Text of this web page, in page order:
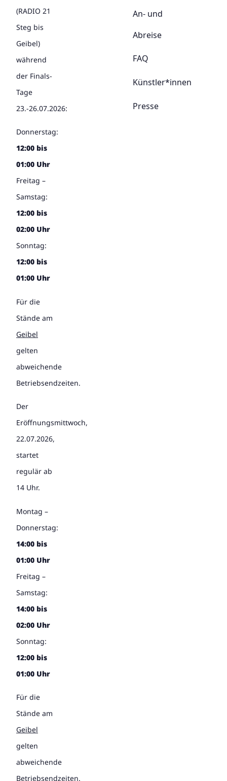
(RADIO 21
Steg bis
Geibel)
während
der Finals-
Tage
23.-26.07.2026:
Donnerstag:
12:00 bis
01:00 Uhr
Freitag –
Samstag:
12:00 bis
02:00 Uhr
Sonntag:
12:00 bis
01:00 Uhr
Für die
Stände am
Geibel
gelten
abweichende
Betriebsendzeiten.
Der
Eröffnungsmittwoch,
22.07.2026,
startet
regulär ab
14 Uhr.
Montag –
Donnerstag:
14:00 bis
01:00 Uhr
Freitag –
Samstag:
14:00 bis
02:00 Uhr
Sonntag:
12:00 bis
01:00 Uhr
Für die
Stände am
Geibel
gelten
abweichende
Betriebsendzeiten.
An- und
Abreise
FAQ
Künstler*innen
Presse